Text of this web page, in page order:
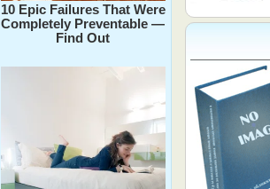
10 Epic Failures That Were
Completely Preventable —
Find Out